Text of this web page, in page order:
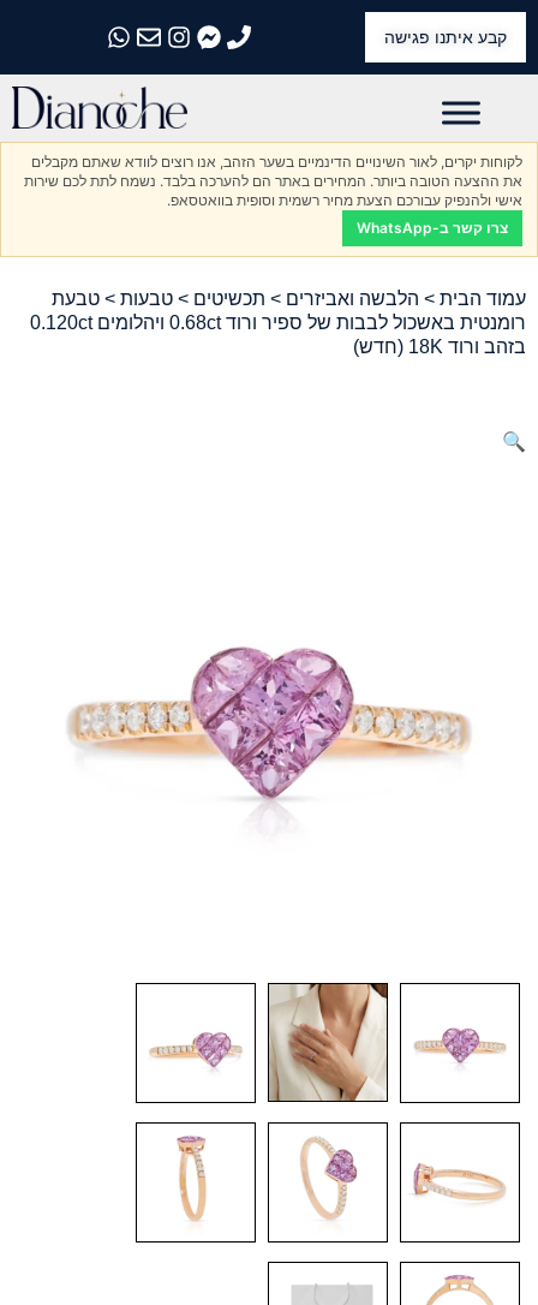
קבע איתנו פגישה
התקשרו אלינו
התקשרו אלינו
התקשרו אלינו
התקשרו אלינו
התקשרו אלינו
לקוחות יקרים, לאור השינויים הדינמיים בשער הזהב, אנו רוצים לוודא שאתם מקבלים
את ההצעה הטובה ביותר. המחירים באתר הם להערכה בלבד. נשמח לתת לכם שירות
אישי ולהנפיק עבורכם הצעת מחיר רשמית וסופית בוואטסאפ.
צרו קשר ב-WhatsApp
עמוד הבית > הלבשה ואביזרים > תכשיטים > טבעות > טבעת
רומנטית באשכול לבבות של ספיר ורוד 0.68ct ויהלומים 0.120ct
בזהב ורוד 18K (חדש)
🔍